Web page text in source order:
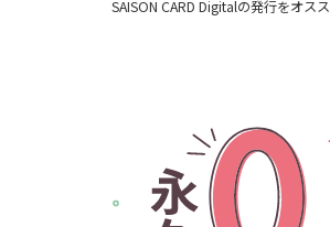
SAISON CARD Digitalの発行をオス